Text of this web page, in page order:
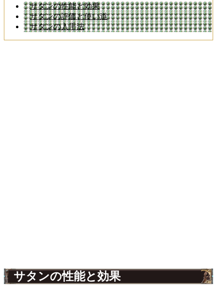
サタンの性能と効果
サタンの評価と使い道
サタンの入手法
サタンの性能と効果